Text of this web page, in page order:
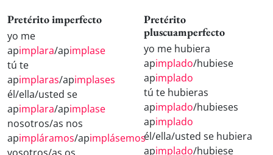
Pretérito imperfecto
yo me
apimplara/apimplase
tú te
apimplaras/apimplases
él/ella/usted se
apimplara/apimplase
nosotros/as nos
apimpláramos/apimplásemos
vosotros/as os
Pretérito
pluscuamperfecto
yo me hubiera
apimplado/hubiese
apimplado
tú te hubieras
apimplado/hubieses
apimplado
él/ella/usted se hubiera
apimplado/hubiese